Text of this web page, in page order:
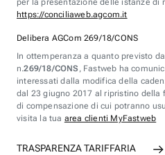
per la presentazione delle istanze di
https://conciliaweb.agcom.it
Delibera AGCom 269/18/CONS
In ottemperanza a quanto previsto
n.269/18/CONS , Fastweb ha
interessati dalla modifica della
dal 23 giugno 2017 al ripristino della
di compensazione di cui potranno
visita la tua area clienti MyFastweb
TRASPARENZA TARIFFARIA